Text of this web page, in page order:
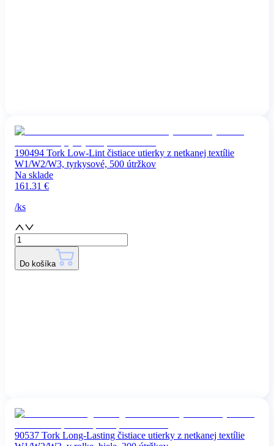
190494 Tork Low-Lint čistiace utierky z netkanej textílie
W1/W2/W3, tyrkysové, 500 útržkov
Na sklade
161.31 €
/ks
Do košíka
90537 Tork Long-Lasting čistiace utierky z netkanej textílie